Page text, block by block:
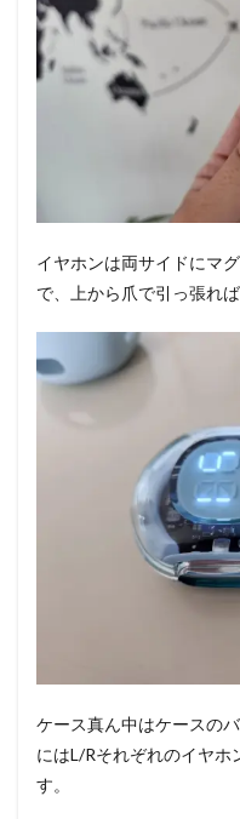
イヤホンは両サイドにマ
で、上から爪で引っ張れ
ケース真ん中はケースの
にはL/Rそれぞれのイヤホ
す。